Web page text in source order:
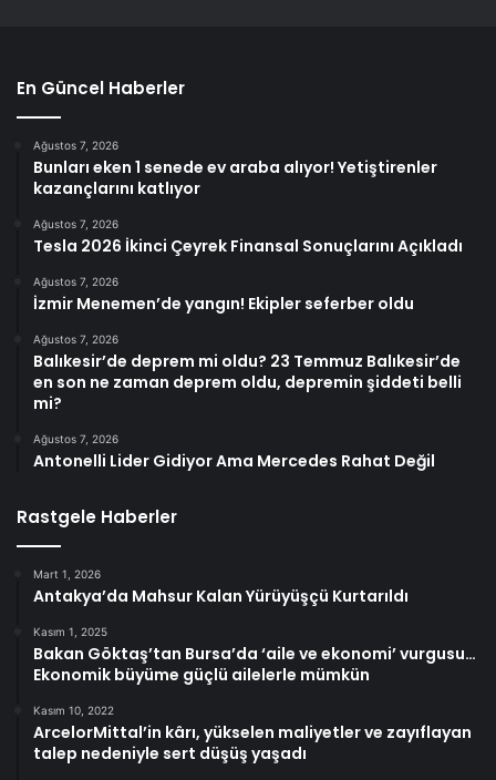
En Güncel Haberler
Ağustos 7, 2026
Bunları eken 1 senede ev araba alıyor! Yetiştirenler
kazançlarını katlıyor
Ağustos 7, 2026
Tesla 2026 İkinci Çeyrek Finansal Sonuçlarını Açıkladı
Ağustos 7, 2026
İzmir Menemen’de yangın! Ekipler seferber oldu
Ağustos 7, 2026
Balıkesir’de deprem mi oldu? 23 Temmuz Balıkesir’de
en son ne zaman deprem oldu, depremin şiddeti belli
mi?
Ağustos 7, 2026
Antonelli Lider Gidiyor Ama Mercedes Rahat Değil
Rastgele Haberler
Mart 1, 2026
Antakya’da Mahsur Kalan Yürüyüşçü Kurtarıldı
Kasım 1, 2025
Bakan Göktaş’tan Bursa’da ‘aile ve ekonomi’ vurgusu…
Ekonomik büyüme güçlü ailelerle mümkün
Kasım 10, 2022
ArcelorMittal’in kârı, yükselen maliyetler ve zayıflayan
talep nedeniyle sert düşüş yaşadı